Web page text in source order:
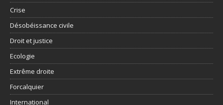
Crise
Désobéissance civile
Droit et justice
Ecologie
Extrême droite
Forcalquier
International